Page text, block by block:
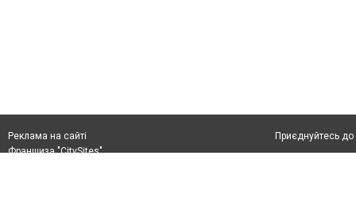
Реклама на сайті
Франшиза "CitySites"
Приєднуйтесь до